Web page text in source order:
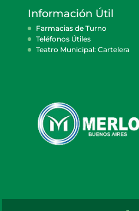
Información Útil
Farmacias de Turno
Teléfonos Útiles
Teatro Municipal: Cartelera